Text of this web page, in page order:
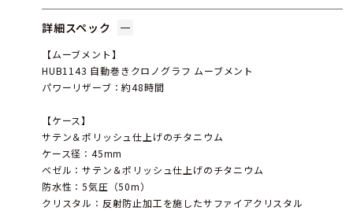
詳細スペック
【ムーブメント】
HUB1143 自動巻きクロノグラフ ムーブメント
パワーリザーブ：約48時間
【ケース】
サテン＆ポリッシュ仕上げのチタニウム
ケース径：45mm
ベゼル：サテン＆ポリッシュ仕上げのチタニウム
防水性：5気圧（50m）
クリスタル：反射防止加工を施したサファイアクリスタル